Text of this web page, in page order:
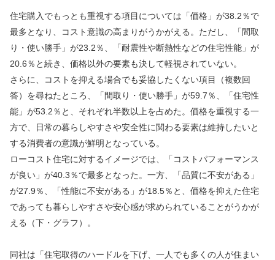
住宅購入でもっとも重視する項目については「価格」が38.2％で
最多となり、コスト意識の高まりがうかがえる。ただし、「間取
り・使い勝手」が23.2％、「耐震性や断熱性などの住宅性能」が
20.6％と続き、価格以外の要素も決して軽視されていない。
さらに、コストを抑える場合でも妥協したくない項目（複数回
答）を尋ねたところ、「間取り・使い勝手」が59.7％、「住宅性
能」が53.2％と、それぞれ半数以上を占めた。価格を重視する一
方で、日常の暮らしやすさや安全性に関わる要素は維持したいと
する消費者の意識が鮮明となっている。
ローコスト住宅に対するイメージでは、「コストパフォーマンス
が良い」が40.3％で最多となった。一方、「品質に不安がある」
が27.9％、「性能に不安がある」が18.5％と、価格を抑えた住宅
であっても暮らしやすさや安心感が求められていることがうかが
える（下・グラフ）。
同社は「住宅取得のハードルを下げ、一人でも多くの人が住まい